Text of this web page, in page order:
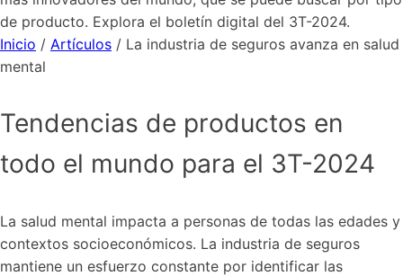
de producto. Explora el boletín digital del 3T-2024.
Inicio / Artículos / La industria de seguros avanza en salud
mental
Tendencias de productos en
todo el mundo para el 3T-2024
La salud mental impacta a personas de todas las edades y
contextos socioeconómicos. La industria de seguros
mantiene un esfuerzo constante por identificar las